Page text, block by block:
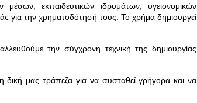
μέσων, εκπαιδευτικών ιδρυμάτων, υγειονομικών
για την χρηματοδότησή τους. Το χρήμα δημιουργεί
την σύγχρονη τεχνική της δημιουργίας
δική μας τράπεζα για να συσταθεί γρήγορα και να